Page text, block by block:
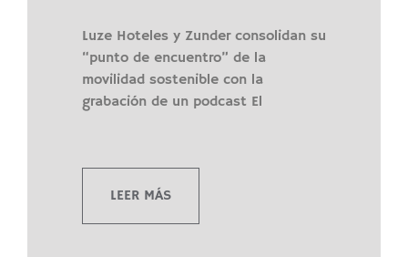
Luze Hoteles y Zunder consolidan su
“punto de encuentro” de la
movilidad sostenible con la
grabación de un podcast El
LEER MÁS